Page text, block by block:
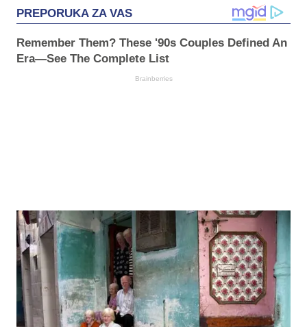
PREPORUKA ZA VAS
Remember Them? These '90s Couples Defined An
Era—See The Complete List
Brainberries